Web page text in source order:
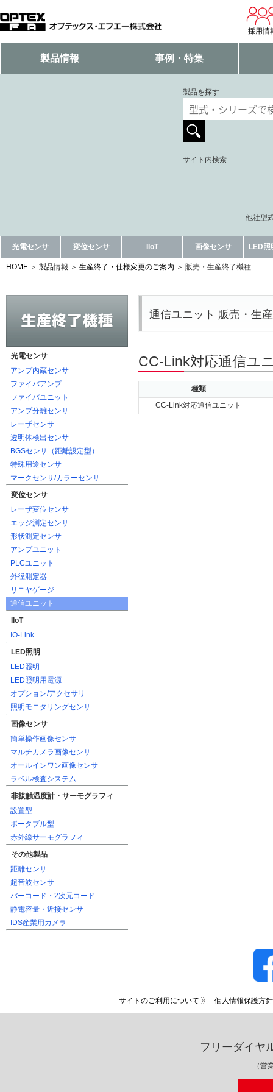
採用情
製品情報 事例・特集
製品を探す
サイト内検索
他社型
光電センサ 変位センサ IIoT 画像センサ LED照
HOME 製品情報 生産終了・仕様変更のご案内 販売・生産終了機種
光電センサ
アンプ内蔵センサ
ファイバアンプ
ファイバユニット
アンプ分離センサ
レーザセンサ
透明体検出センサ
BGSセンサ（距離設定型）
特殊用途センサ
マークセンサ/カラーセンサ
変位センサ
レーザ変位センサ
エッジ測定センサ
形状測定センサ
アンプユニット
PLCユニット
外径測定器
リニヤゲージ
通信ユニット
IIoT
IO-Link
LED照明
LED照明
LED照明用電源
オプション/アクセサリ
照明モニタリングセンサ
画像センサ
簡単操作画像センサ
マルチカメラ画像センサ
オールインワン画像センサ
ラベル検査システム
非接触温度計・サーモグラフィ
設置型
ポータブル型
赤外線サーモグラフィ
その他製品
距離センサ
超音波センサ
バーコード・2次元コード
静電容量・近接センサ
IDS産業用カメラ
通信ユニット 販売・生
CC-Link対応通信ユ
種類
CC-Link対応通信ユニット
サイトのご利用について 個人情報保護方針
フリーダイヤ
（営